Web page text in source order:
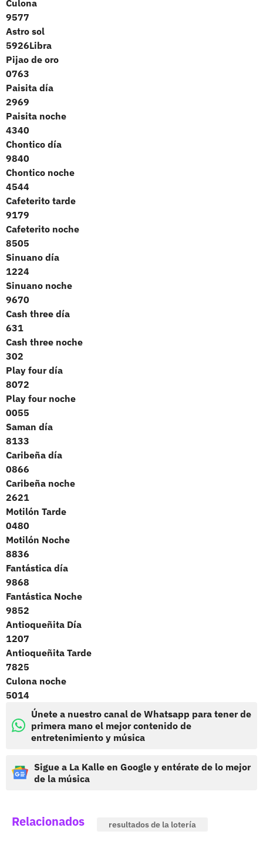
Culona
9577
Astro sol
5926Libra
Pijao de oro
0763
Paisita día
2969
Paisita noche
4340
Chontico día
9840
Chontico noche
4544
Cafeterito tarde
9179
Cafeterito noche
8505
Sinuano día
1224
Sinuano noche
9670
Cash three día
631
Cash three noche
302
Play four día
8072
Play four noche
0055
Saman día
8133
Caribeña día
0866
Caribeña noche
2621
Motilón Tarde
0480
Motilón Noche
8836
Fantástica día
9868
Fantástica Noche
9852
Antioqueñita Día
1207
Antioqueñita Tarde
7825
Culona noche
5014
Únete a nuestro canal de Whatsapp para tener de
primera mano el mejor contenido de
entretenimiento y música
Sigue a La Kalle en Google y entérate de lo mejor
de la música
Relacionados resultados de la lotería